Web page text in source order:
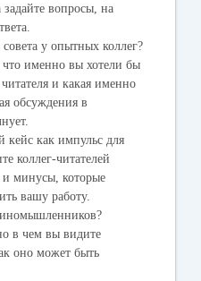
задайте вопросы, на
у опытных коллег?
именно вы хотели бы
и какая именно
обсуждения в
кейс как импульс для
коллег-читателей
минусы, которые
вашу работу.
в чем вы видите
оно может быть